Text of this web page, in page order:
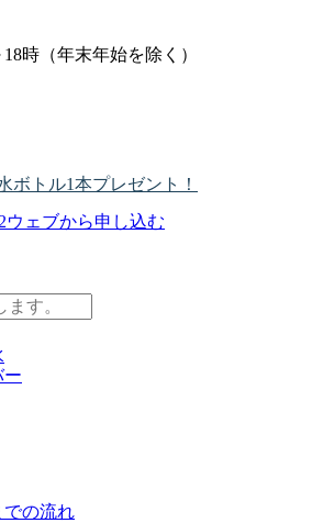
時（年末年始を除く）
ボトル1本プレゼント！
ウェブから申し込む
ー
での流れ